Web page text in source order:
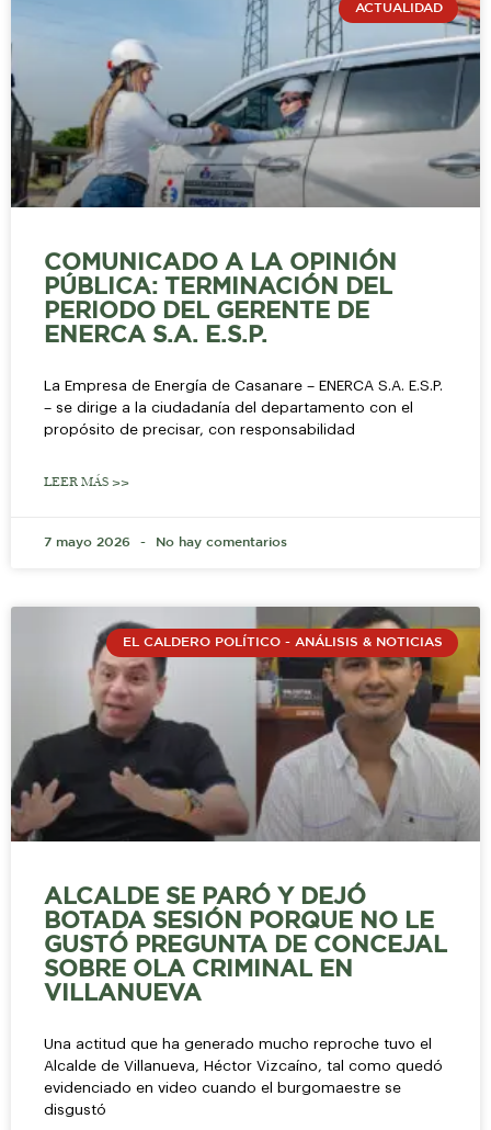
ACTUALIDAD
COMUNICADO A LA OPINIÓN
PÚBLICA: TERMINACIÓN DEL
PERIODO DEL GERENTE DE
ENERCA S.A. E.S.P.
La Empresa de Energía de Casanare – ENERCA S.A. E.S.P.
– se dirige a la ciudadanía del departamento con el
propósito de precisar, con responsabilidad
LEER MÁS >>
7 mayo 2026 No hay comentarios
EL CALDERO POLÍTICO - ANÁLISIS & NOTICIAS
ALCALDE SE PARÓ Y DEJÓ
BOTADA SESIÓN PORQUE NO LE
GUSTÓ PREGUNTA DE CONCEJAL
SOBRE OLA CRIMINAL EN
VILLANUEVA
Una actitud que ha generado mucho reproche tuvo el
Alcalde de Villanueva, Héctor Vizcaíno, tal como quedó
evidenciado en video cuando el burgomaestre se
disgustó